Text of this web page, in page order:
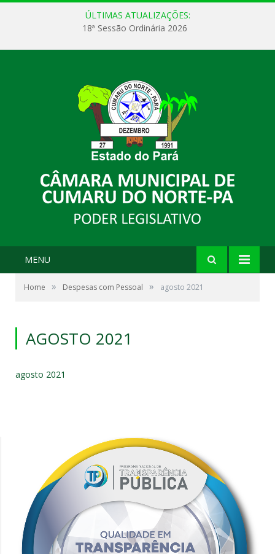
ÚLTIMAS ATUALIZAÇÕES:
18ª Sessão Ordinária 2026
MENU
Home » Despesas com Pessoal » agosto 2021
AGOSTO 2021
agosto 2021